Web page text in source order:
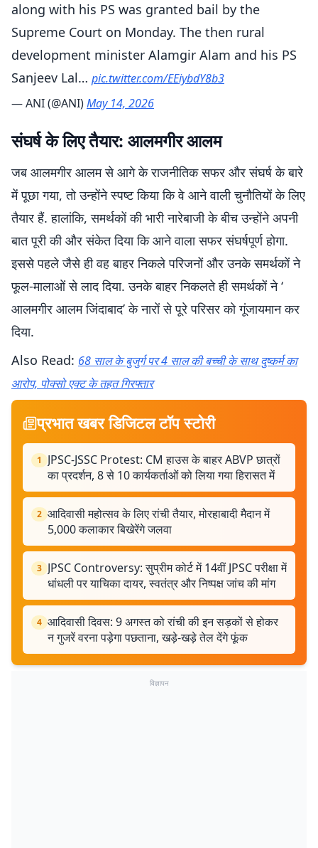
along with his PS was granted bail by the
Supreme Court on Monday. The then rural
development minister Alamgir Alam and his PS
Sanjeev Lal… pic.twitter.com/EEiybdY8b3
— ANI (@ANI)May 14, 2026
संघर्ष के लिए तैयार: आलमगीर आलम
जब आलमगीर आलम से आगे के राजनीतिक सफर और संघर्ष के बारे
में पूछा गया, तो उन्होंने स्पष्ट किया कि वे आने वाली चुनौतियों के लिए
तैयार हैं. हालांकि, समर्थकों की भारी नारेबाजी के बीच उन्होंने अपनी
बात पूरी की और संकेत दिया कि आने वाला सफर संघर्षपूर्ण होगा.
इससे पहले जैसे ही वह बाहर निकले परिजनों और उनके समर्थकों ने
फूल-मालाओं से लाद दिया. उनके बाहर निकलते ही समर्थकों ने ‘
आलमगीर आलम जिंदाबाद’ के नारों से पूरे परिसर को गूंजायमान कर
दिया.
Also Read: 68 साल के बुजुर्ग पर 4 साल की बच्ची के साथ दुष्कर्म का
आरोप, पोक्सो एक्ट के तहत गिरफ्तार
प्रभात खबर डिजिटल टॉप स्टोरी
1
JPSC-JSSC Protest: CM हाउस के बाहर ABVP छात्रों
का प्रदर्शन, 8 से 10 कार्यकर्ताओं को लिया गया हिरासत में
2 आदिवासी महोत्सव के लिए रांची तैयार, मोरहाबादी मैदान में
5,000 कलाकार बिखेरेंगे जलवा
3 JPSC Controversy: सुप्रीम कोर्ट में 14वीं JPSC परीक्षा में
धांधली पर याचिका दायर, स्वतंत्र और निष्पक्ष जांच की मांग
4 आदिवासी दिवस: 9 अगस्त को रांची की इन सड़कों से होकर
न गुजरें वरना पड़ेगा पछताना, खड़े-खड़े तेल देंगे फूंक
विज्ञापन